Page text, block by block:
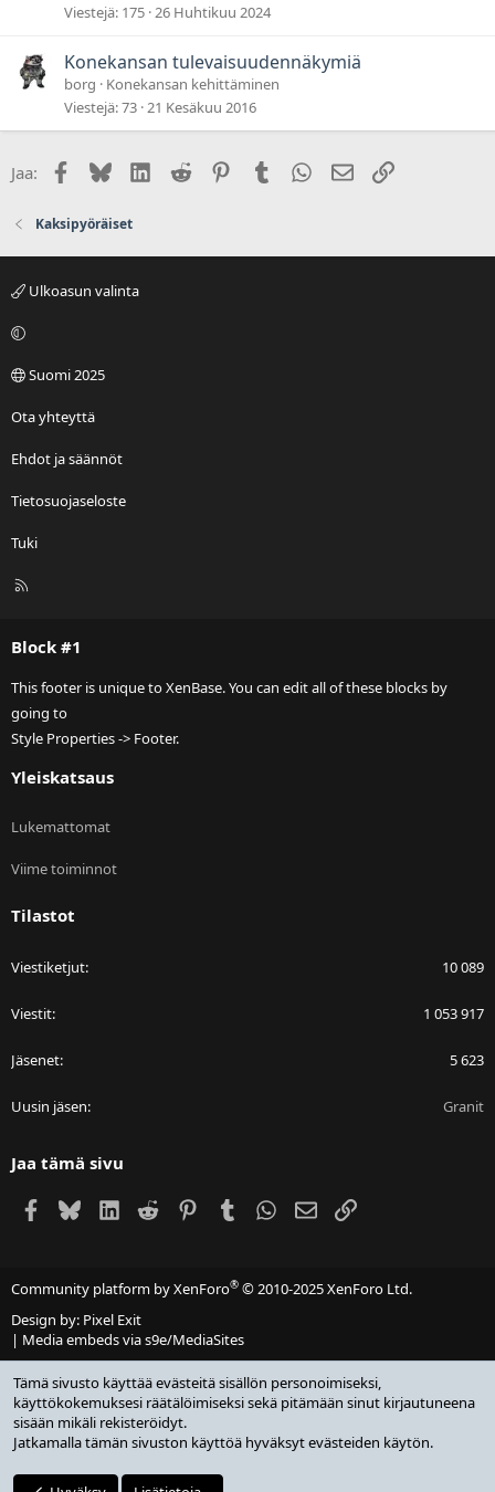
Viestejä 175 26 Huhtikuu 2024
Konekansan tulevaisuudennäkymiä
borg
Konekansan kehittäminen
Viestejä 73 21 Kesäkuu 2016
Jaa: Facebook
BlueskyLinkedIn
Reddit PinterestTumblr WhatsApp
Sähköposti
Linkki
Kaksipyöräiset
Ulkoasun valinta
Suomi 2025
Ota yhteyttä
Ehdot ja säännöt
Tietosuojaseloste
Tuki
R
Block #1
This footer is unique to XenBase. You can edit all of these blocks by
going to
Style Properties -> Footer.
Yleiskatsaus
Lukemattomat
Viime toiminnot
Tilastot
Viestiketjut 10 089
Viestit 1 053 917
Jäsenet 5 623
Uusin jäsen Granit
Jaa tämä sivu
Facebook
BlueskyLinkedIn
Reddit PinterestTumblr WhatsApp
Sähköposti
Linkki
Community platform by XenForo® © 2010-2025 XenForo Ltd.
Design by: Pixel Exit
| Media embeds via s9e/MediaSites
Tämä sivusto käyttää evästeitä sisällön personoimiseksi,
käyttökokemuksesi räätälöimiseksi sekä pitämään sinut kirjautuneena
sisään mikäli rekisteröidyt.
Jatkamalla tämän sivuston käyttöä hyväksyt evästeiden käytön.